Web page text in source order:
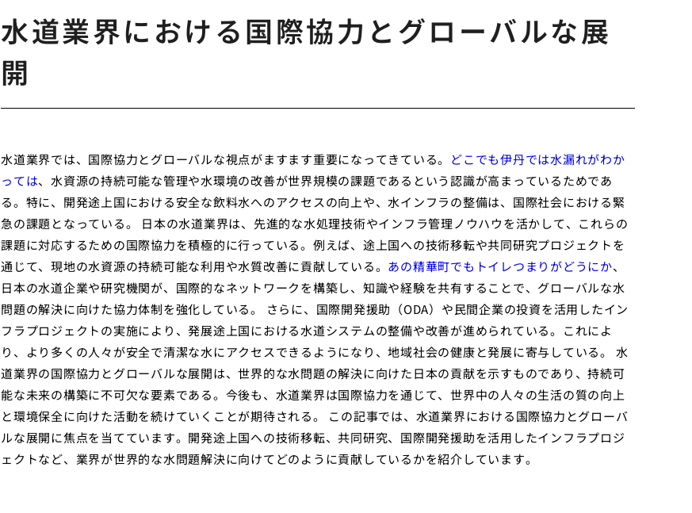
水道業界における国際協力とグローバルな展
開
水道業界では、国際協力とグローバルな視点がますます重要になってきている。 どこでも伊丹では水漏れがわか
っては、水資源の持続可能な管理や水環境の改善が世界規模の課題であるという認識が高まっているためであ
る。特に、開発途上国における安全な飲料水へのアクセスの向上や、水インフラの整備は、国際社会における緊
急の課題となっている。 日本の水道業界は、先進的な水処理技術やインフラ管理ノウハウを活かして、これらの
課題に対応するための国際協力を積極的に行っている。例えば、途上国への技術移転や共同研究プロジェクトを
通じて、現地の水資源の持続可能な利用や水質改善に貢献している。 あの精華町でもトイレつまりがどうにか、
日本の水道企業や研究機関が、国際的なネットワークを構築し、知識や経験を共有することで、グローバルな水
問題の解決に向けた協力体制を強化している。 さらに、国際開発援助（ODA）や民間企業の投資を活用したイン
フラプロジェクトの実施により、発展途上国における水道システムの整備や改善が進められている。これによ
り、より多くの人々が安全で清潔な水にアクセスできるようになり、地域社会の健康と発展に寄与している。 水
道業界の国際協力とグローバルな展開は、世界的な水問題の解決に向けた日本の貢献を示すものであり、持続可
能な未来の構築に不可欠な要素である。今後も、水道業界は国際協力を通じて、世界中の人々の生活の質の向上
と環境保全に向けた活動を続けていくことが期待される。 この記事では、水道業界における国際協力とグローバ
ルな展開に焦点を当てています。開発途上国への技術移転、共同研究、国際開発援助を活用したインフラプロジ
ェクトなど、業界が世界的な水問題解決に向けてどのように貢献しているかを紹介しています。